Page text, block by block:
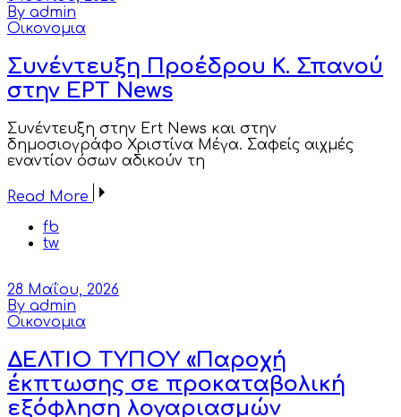
By admin
Οικονομια
Συνέντευξη Προέδρου Κ. Σπανού
στην ΕΡΤ News
Συνέντευξη στην Εrt News και στην
δημοσιογράφο Χριστίνα Μέγα. Σαφείς αιχμές
εναντίον όσων αδικούν τη
Read More
fb
tw
28 Μαΐου, 2026
By admin
Οικονομια
ΔΕΛΤΙΟ ΤΥΠΟΥ «Παροχή
έκπτωσης σε προκαταβολική
εξόφληση λογαριασμών